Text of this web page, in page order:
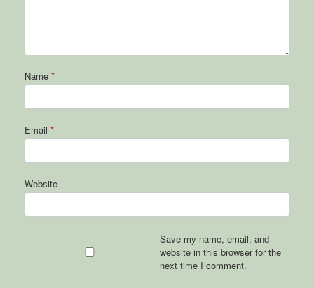
Name *
Email *
Website
Save my name, email, and
website in this browser for the
next time I comment.